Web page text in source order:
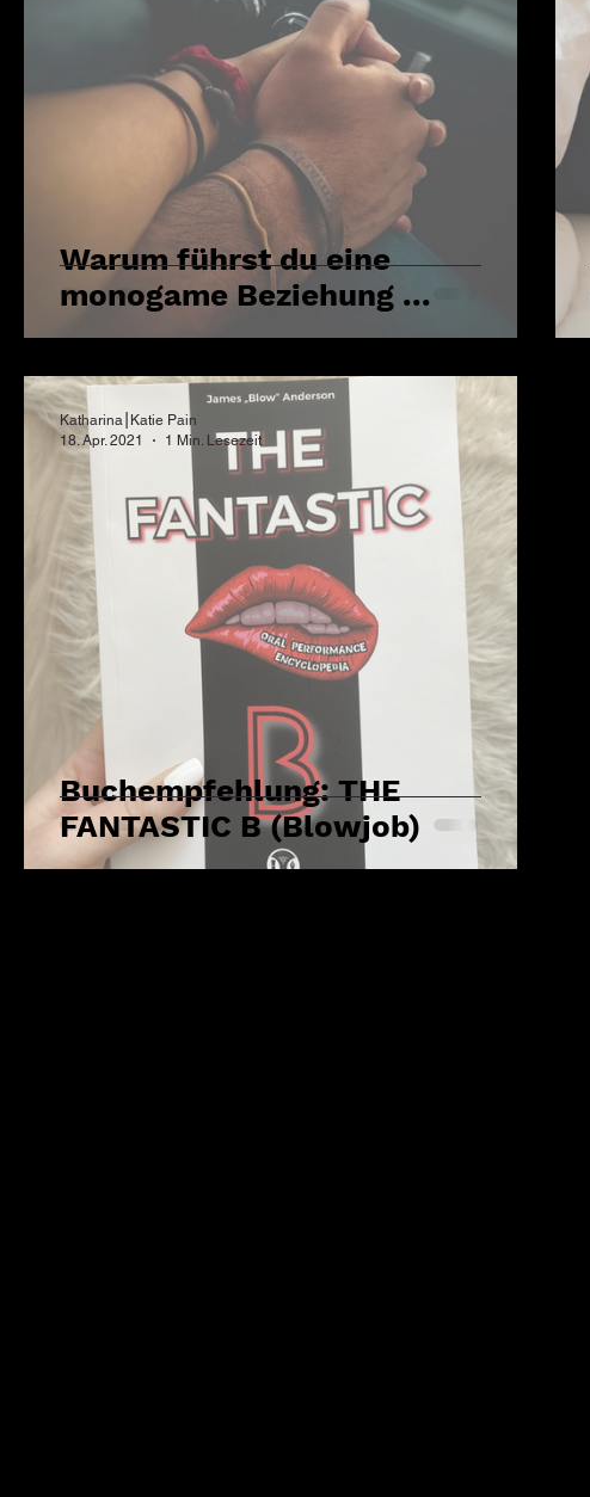
Warum führst du eine
monogame Beziehung ...
Buchempfehlung: THE
FANTASTIC B (Blowjob)
Katharina⎮Katie Pain
18. Apr. 2021
1 Min. Lesezeit